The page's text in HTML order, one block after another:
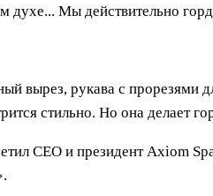
духе... Мы действительно
вырез, рукава с
стильно. Но она делает
CEO и президент Axiom